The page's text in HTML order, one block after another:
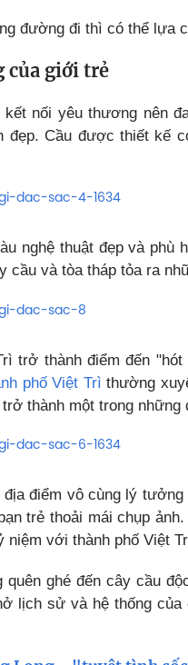
đường đi thì có thể lựa
của giới trẻ
nối yêu thương nên
Cầu được thiết kế
nghệ thuật đẹp và
cầu và tòa tháp tỏa ra
trở thành điểm đến
phố Việt Trì thường
thành một trong
điểm vô cùng lý
trẻ thoải mái chụp
với thành phố Việt
ghé đến cây cầu
lịch sử và hệ thống